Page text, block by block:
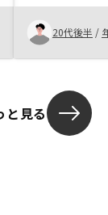
ろいろお手数
で感謝してい
たが、どう変
確に説明して
20代後半 /
と見る